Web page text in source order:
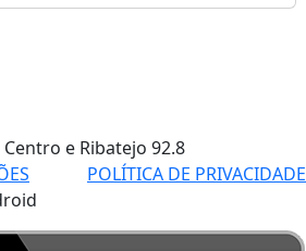
Centro e Ribatejo 92.8
POLÍTICA DE PRIVACIDADE